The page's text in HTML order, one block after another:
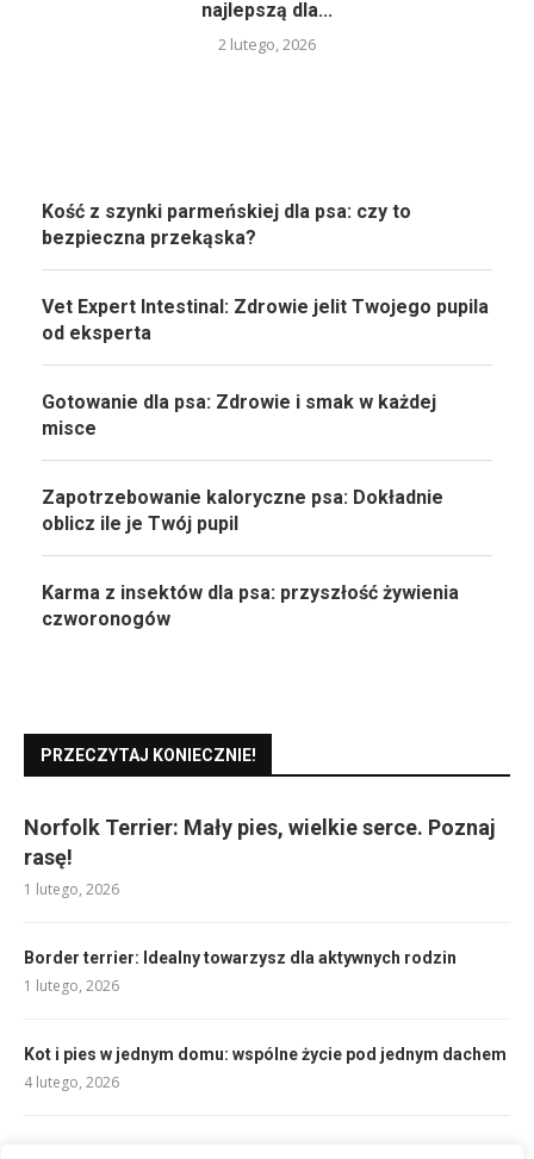
najlepszą dla...
2 lutego, 2026
Kość z szynki parmeńskiej dla psa: czy to
bezpieczna przekąska?
Vet Expert Intestinal: Zdrowie jelit Twojego pupila
od eksperta
Gotowanie dla psa: Zdrowie i smak w każdej
misce
Zapotrzebowanie kaloryczne psa: Dokładnie
oblicz ile je Twój pupil
Karma z insektów dla psa: przyszłość żywienia
czworonogów
PRZECZYTAJ KONIECZNIE!
Norfolk Terrier: Mały pies, wielkie serce. Poznaj
rasę!
1 lutego, 2026
Border terrier: Idealny towarzysz dla aktywnych rodzin
1 lutego, 2026
Kot i pies w jednym domu: wspólne życie pod jednym dachem
4 lutego, 2026